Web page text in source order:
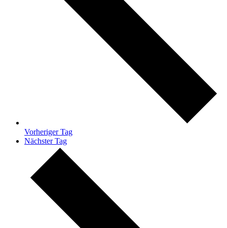
Vorheriger Tag
Nächster Tag